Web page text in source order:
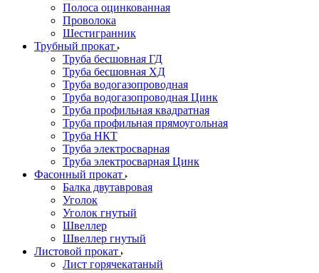
Полоса оцинкованная
Проволока
Шестигранник
Трубный прокат
Труба бесшовная ГД
Труба бесшовная ХД
Труба водогазопроводная
Труба водогазопроводная Цинк
Труба профильная квадратная
Труба профильная прямоугольная
Труба НКТ
Труба электросварная
Труба электросварная Цинк
Фасонный прокат
Балка двутавровая
Уголок
Уголок гнутый
Швеллер
Швеллер гнутый
Листовой прокат
Лист горячекатаный